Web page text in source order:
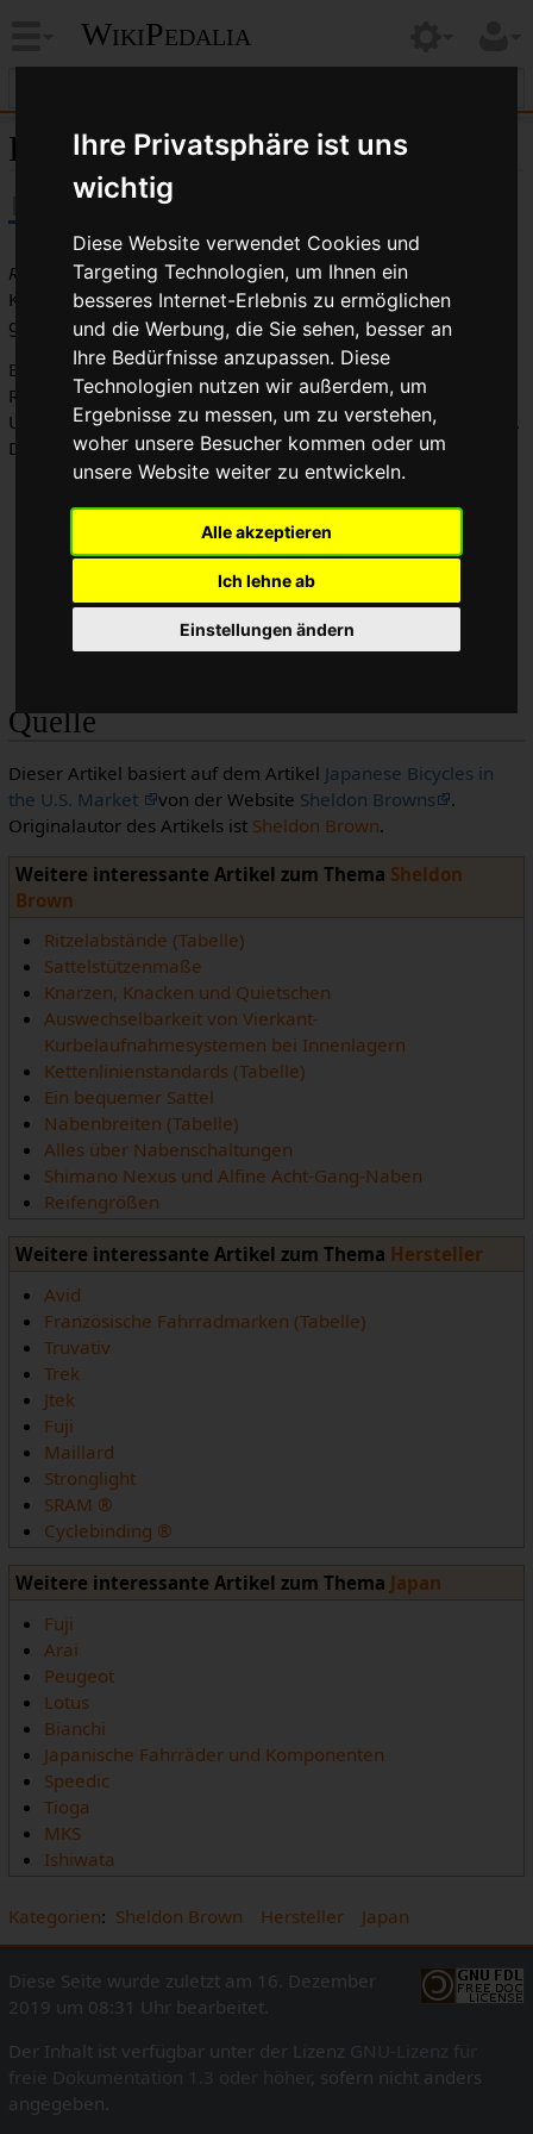
Ihre Privatsphäre ist uns
wichtig
Diese Website verwendet Cookies und
Targeting Technologien, um Ihnen ein
besseres Internet-Erlebnis zu ermöglichen
und die Werbung, die Sie sehen, besser an
Ihre Bedürfnisse anzupassen. Diese
Technologien nutzen wir außerdem, um
Ergebnisse zu messen, um zu verstehen,
woher unsere Besucher kommen oder um
unsere Website weiter zu entwickeln.
Alle akzeptieren
Ich lehne ab
Einstellungen ändern
WikiPedalia
Ritchey Logic
Ritchey Logicist ein US-amerikanischer
Komponentenhersteller und wurde vonTom Ritchey
gegründet.
Bekannt ist Ritchey Logic vor allem für seineSteuersätze
Ritchey Logic ließ viele seiner Komponenten von anderen
Unternehmen im Auftrag und seiner Spezifikation herstellen.
Dazu gehören:
Vorbauten: Nitto
Bremsen:Dia Compe
Rahmenrohre (Logic Prestige): ???
Quelle
Dieser Artikel basiert auf dem Artikel Japanese Bicycles in
the U.S. Market
von der Website Sheldon Browns
.
Originalautor des Artikels ist Sheldon Brown.
Weitere interessante Artikel zum Thema Sheldon
Brown
Ritzelabstände (Tabelle)
Sattelstützenmaße
Knarzen, Knacken und Quietschen
Auswechselbarkeit von Vierkant-
Kurbelaufnahmesystemen bei Innenlagern
Kettenlinienstandards (Tabelle)
Ein bequemer Sattel
Nabenbreiten (Tabelle)
Alles über Nabenschaltungen
Shimano Nexus und Alfine Acht-Gang-Naben
Reifengrößen
Weitere interessante Artikel zum Thema Hersteller
Avid
Französische Fahrradmarken (Tabelle)
Truvativ
Trek
Jtek
Fuji
Maillard
Stronglight
SRAM ®
Cyclebinding ®
Weitere interessante Artikel zum Thema Japan
Fuji
Arai
Peugeot
Lotus
Bianchi
Japanische Fahrräder und Komponenten
Speedic
Tioga
MKS
Ishiwata
Kategorien: Sheldon Brown Hersteller Japan
Diese Seite wurde zuletzt am 16. Dezember
2019 um 08:31 Uhr bearbeitet.
Der Inhalt ist verfügbar unter der Lizenz GNU-Lizenz für
freie Dokumentation 1.3 oder höher , sofern nicht anders
angegeben.